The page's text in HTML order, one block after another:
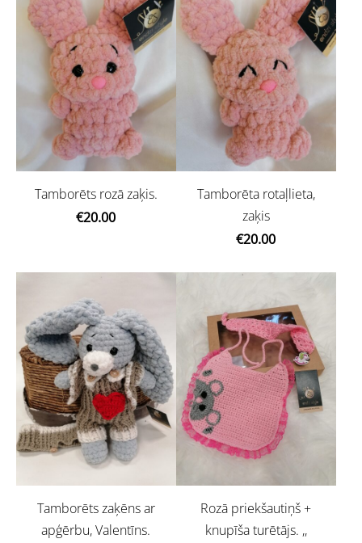
Tamborēts rozā zaķis.
€20.00
Tamborēta rotaļlieta,
zaķis
€20.00
Tamborēts zaķēns ar
apģērbu, Valentīns.
Rozā priekšautiņš +
knupīša turētājs. ,,